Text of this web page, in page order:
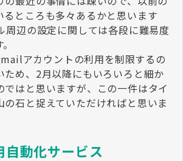
るところも多々あるかと思います
周辺の設定に関しては各段に難易度
アカウントの利用を制限するの
ため、2月以降にもいろいろと細か
ではと思いますが、この一件はタイ
の石と捉えていただければと思いま
自動化サービス